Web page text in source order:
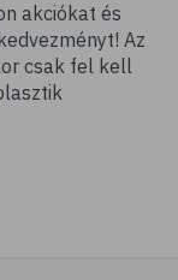
akciókat és
Az
csak fel kell